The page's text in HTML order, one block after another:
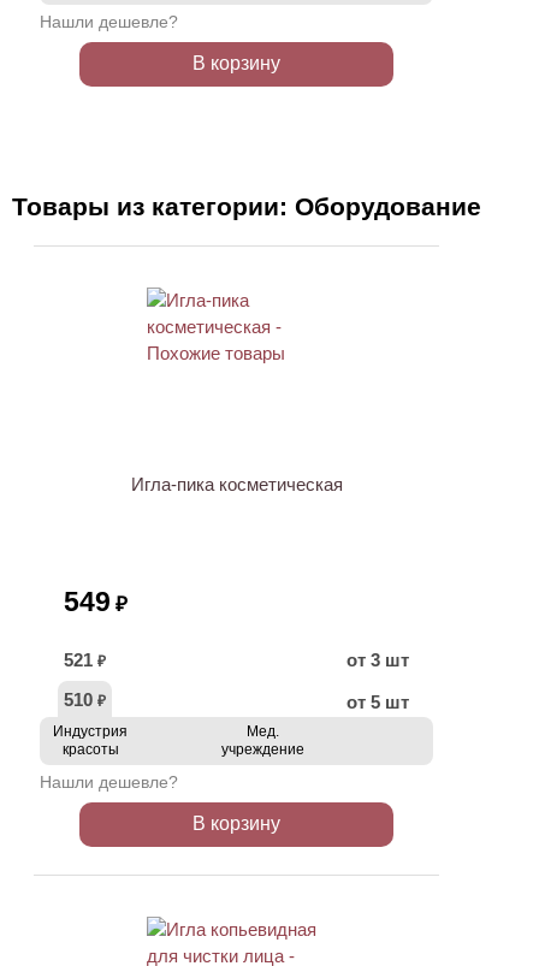
Нашли дешевле?
В корзину
Товары из категории: Оборудование
Игла-пика косметическая
549 ₽
521 ₽
от 3 шт
510 ₽ от 5 шт
Индустрия
красоты
Мед.
учреждение
Нашли дешевле?
В корзину